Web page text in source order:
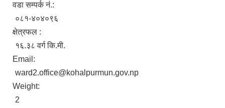
वडा सम्पर्क नं.:
०८१-४०४०९६
क्षेत्रफल :
१६.३८ वर्ग कि.मी.
Email:
ward2.office@kohalpurmun.gov.np
Weight:
2